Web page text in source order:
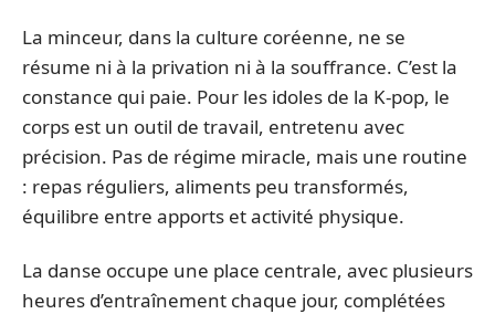
La minceur, dans la culture coréenne, ne se
résume ni à la privation ni à la souffrance. C’est la
constance qui paie. Pour les idoles de la K-pop, le
corps est un outil de travail, entretenu avec
précision. Pas de régime miracle, mais une routine
: repas réguliers, aliments peu transformés,
équilibre entre apports et activité physique.
La danse occupe une place centrale, avec plusieurs
heures d’entraînement chaque jour, complétées